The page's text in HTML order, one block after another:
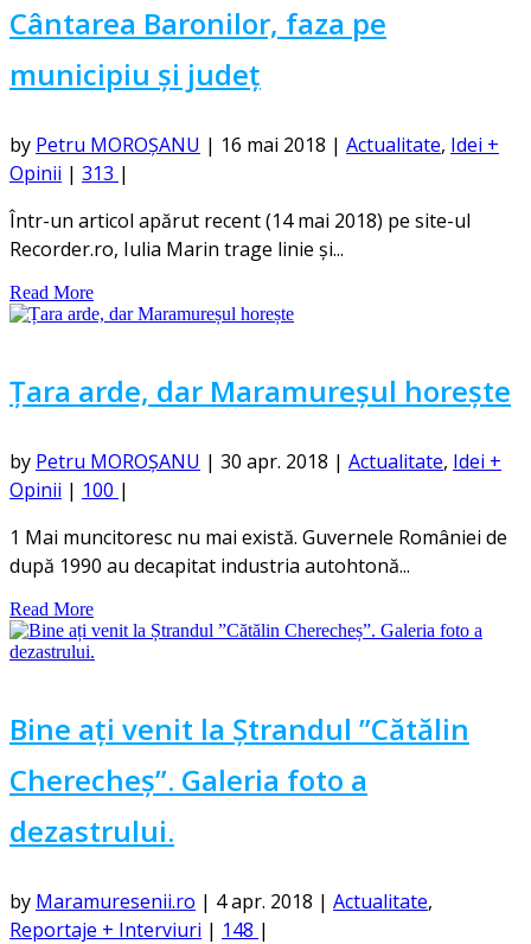
Cântarea Baronilor, faza pe
municipiu și județ
by Petru MOROȘANU | 16 mai 2018 | Actualitate, Idei +
Opinii | 313 |
Într-un articol apărut recent (14 mai 2018) pe site-ul
Recorder.ro, Iulia Marin trage linie și...
Read More
Țara arde, dar Maramureșul horește
by Petru MOROȘANU | 30 apr. 2018 | Actualitate, Idei +
Opinii | 100 |
1 Mai muncitoresc nu mai există. Guvernele României de
după 1990 au decapitat industria autohtonă...
Read More
Bine ați venit la Ștrandul ”Cătălin
Cherecheș”. Galeria foto a
dezastrului.
by Maramuresenii.ro | 4 apr. 2018 | Actualitate,
Reportaje + Interviuri | 148 |